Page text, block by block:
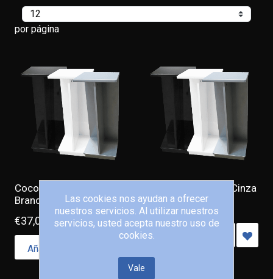
por página
Cocoon Cabinets -
Branco
€37,00
Añadir al carrito
Cocoon Cabinets - Cinza
€37,00
Las cookies nos ayudan a ofrecer
nuestros servicios. Al utilizar nuestros
servicios, usted acepta nuestro uso de
cookies.
Vale